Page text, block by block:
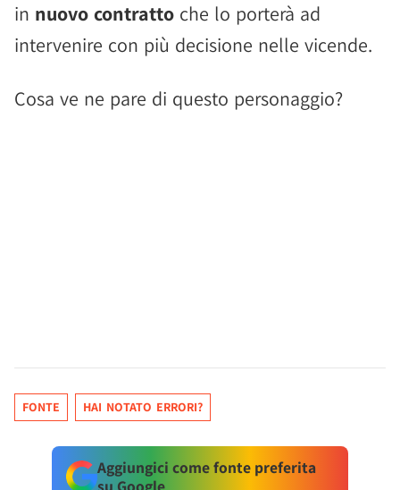
in nuovo contratto che lo porterà ad
intervenire con più decisione nelle vicende.
Cosa ve ne pare di questo personaggio?
FONTE HAI NOTATO ERRORI?
Aggiungici come fonte preferita